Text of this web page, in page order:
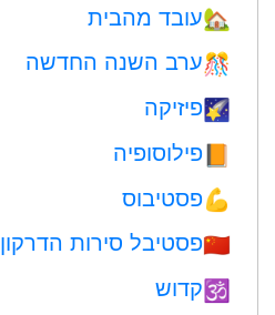
🏡עובד מהבית
🎊ערב השנה החדשה
🌠פיזיקה
📙 פילוסופיה
💪פסטיבוס
🇨🇳פסטיבל סירות הדרקון
🕉קדוש